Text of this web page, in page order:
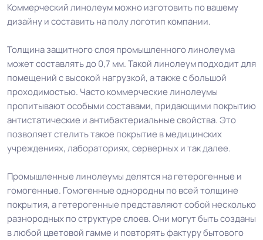
Коммерческий линолеум можно изготовить по вашему
дизайну и составить на полу логотип компании.
Толщина защитного слоя промышленного линолеума
может составлять до 0,7 мм. Такой линолеум подходит для
помещений с высокой нагрузкой, а также с большой
проходимостью. Часто коммерческие линолеумы
пропитывают особыми составами, придающими покрытию
антистатические и антибактериальные свойства. Это
позволяет стелить такое покрытие в медицинских
учреждениях, лабораториях, серверных и так далее.
Промышленные линолеумы делятся на гетерогенные и
гомогенные. Гомогенные однородны по всей толщине
покрытия, а гетерогенные представляют собой несколько
разнородных по структуре слоев. Они могут быть созданы
в любой цветовой гамме и повторять фактуру бытового